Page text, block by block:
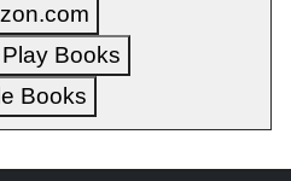
Books
Books